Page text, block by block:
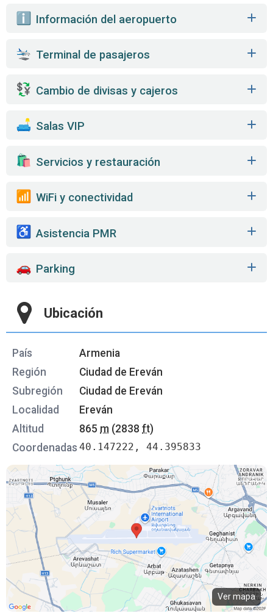
️ Información del aeropuerto
Terminal de pasajeros
Cambio de divisas y cajeros
️ Salas VIP
️ Servicios y restauración
WiFi y conectividad
Asistencia PMR
Parking
Ubicación
País
Armenia
Región
Ciudad de Ereván
Subregión
Ciudad de Ereván
Localidad
Ereván
Altitud
865 m (2838 ft)
Coordenadas 40.147222, 44.395833
Ver mapa